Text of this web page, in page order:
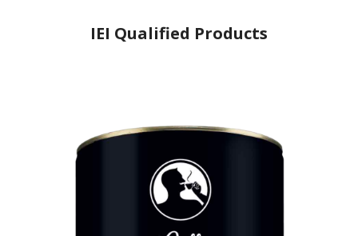
IEI Qualified Products